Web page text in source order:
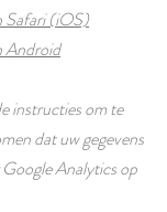
Safari (iOS)
Android
instructies om te
dat uw gegevens
Analytics op